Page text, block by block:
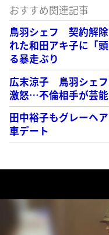
おすすめ関連記事
鳥羽シェフ 契約解除
れた和田アキ子に「
る暴走ぶり
広末涼子 鳥羽シェフ
激怒…不倫相手が芸
田中裕子もグレーヘ
車デート